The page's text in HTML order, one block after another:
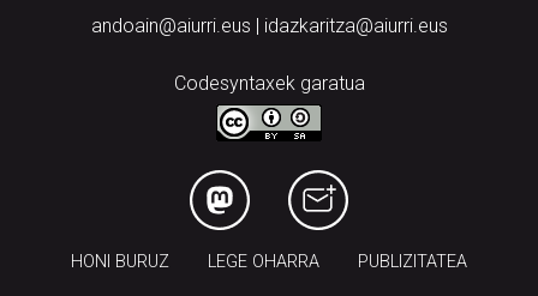
andoain@aiurri.eus | idazkaritza@aiurri.eus
Codesyntaxek garatua
HONI BURUZ LEGE OHARRA PUBLIZITATEA